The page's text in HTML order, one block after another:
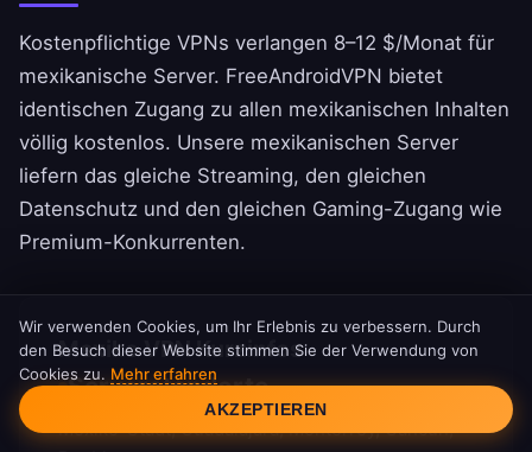
Kostenpflichtige VPNs verlangen 8–12 $/Monat für
mexikanische Server. FreeAndroidVPN bietet
identischen Zugang zu allen mexikanischen Inhalten
völlig kostenlos. Unsere mexikanischen Server
liefern das gleiche Streaming, den gleichen
Datenschutz und den gleichen Gaming-Zugang wie
Premium-Konkurrenten.
Mexiko VPN Kurzinfos
Serverstandorte
Mexiko-Stadt, Guadalajara, Monterrey, Cancún,
Cookie-Einwilligung
Wir verwenden Cookies, um Ihr Erlebnis zu verbessern. Durch
den Besuch dieser Website stimmen Sie der Verwendung von
Cookies zu. Mehr erfahren
AKZEPTIEREN